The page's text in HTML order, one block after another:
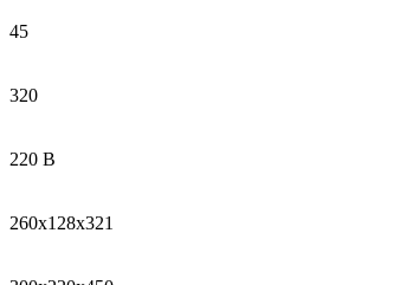
45
320
220 В
260х128х321